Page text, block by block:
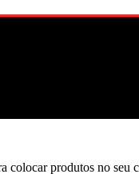
colocar produtos no